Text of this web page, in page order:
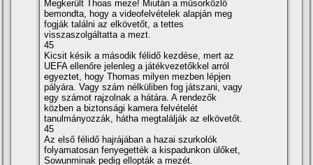
Megkerült Thoas meze! Miután a műsorközlő
bemondta, hogy a videofelvételek alapján meg
fogják találni az elkövetőt, a tettes
visszaszolgáltatta a mezt.
45
Kicsit késik a második félidő kezdése, mert az
UEFA ellenőre jelenleg a játékvezetőkkel arról
egyeztet, hogy Thomas milyen mezben lépjen
pályára. Vagy szám nélküliben fog játszani, vagy
egy számot rajzolnak a hátára. A rendezők
közben a biztonsági kamera felvételét
tanulmányozzák, hátha megtalálják az elkövetőt.
45
Az első félidő hajrájában a hazai szurkolók
folyamatosan fenyegették a kispadunkon ülőket,
Sowunminak pedig ellopták a mezét.